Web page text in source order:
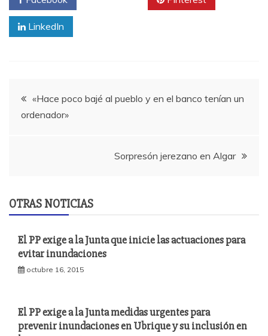
LinkedIn
Navegación
de
«Hace poco bajé al pueblo y en el banco tenían un
ordenador»
Sorpresón jerezano en Algar
OTRAS NOTICIAS
El PP exige a la Junta que inicie las actuaciones para
evitar inundaciones
octubre 16, 2015
El PP exige a la Junta medidas urgentes para
prevenir inundaciones en Ubrique y su inclusión en